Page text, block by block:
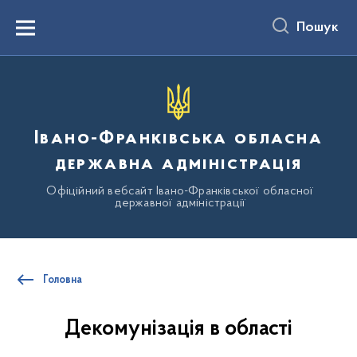
вмістуMenu Пошук
Івано-Франківська обласна
державна адміністрація
Офіційний вебсайт Івано-Франківської обласної
державної адміністрації
Головна
Декомунізація в області